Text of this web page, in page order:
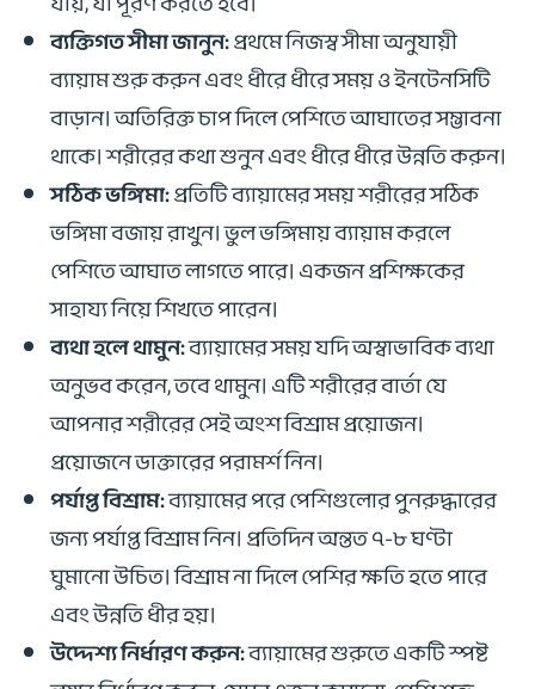
ব্যক্তিগত সীমা জানুন:প্রথমে নিজস্ব সীমা অনুযায়ী
ব্যায়াম শুরু করুন এবং ধীরে ধীরে সময় ও ইনটেনসিটি
বাড়ান। অতিরিক্ত চাপ দিলে পেশিতে আঘাতের সম্ভাবনা
থাকে। শরীরের কথা শুনুন এবং ধীরে ধীরে উন্নতি করুন।
সঠিক ভঙ্গিমা:প্রতিটি ব্যায়ামের সময় শরীরের সঠিক
ভঙ্গিমা বজায় রাখুন। ভুল ভঙ্গিমায় ব্যায়াম করলে
পেশিতে আঘাত লাগতে পারে। একজন প্রশিক্ষকের
সাহায্য নিয়ে শিখতে পারেন।
ব্যথা হলে থামুন:ব্যায়ামের সময় যদি অস্বাভাবিক ব্যথা
অনুভব করেন, তবে থামুন। এটি শরীরের বার্তা যে
আপনার শরীরের সেই অংশ বিশ্রাম প্রয়োজন।
প্রয়োজনে ডাক্তারের পরামর্শ নিন।
পর্যাপ্ত বিশ্রাম:ব্যায়ামের পরে পেশিগুলোর পুনরুদ্ধারের
জন্য পর্যাপ্ত বিশ্রাম নিন। প্রতিদিন অন্তত ৭-৮ ঘণ্টা
ঘুমানো উচিত। বিশ্রাম না দিলে পেশির ক্ষতি হতে পারে
এবং উন্নতি ধীর হয়।
উদ্দেশ্য নির্ধারণ করুন:ব্যায়ামের শুরুতে একটি স্পষ্ট